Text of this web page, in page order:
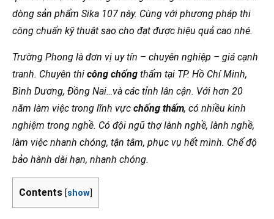
dòng sản phẩm Sika 107 này. Cùng với phương pháp thi
công chuẩn kỹ thuật sao cho đạt được hiệu quả cao nhé.
Trường Phong là đơn vị uy tín – chuyên nghiệp – giá cạnh
tranh. Chuyên thi công chống thấm tại TP. Hồ Chí Minh,
Bình Dương, Đồng Nai…và các tỉnh lân cận. Với hơn 20
năm làm việc trong lĩnh vực chống thấm, có nhiều kinh
nghiệm trong nghề. Có đội ngũ thợ lành nghề, lành nghề,
làm việc nhanh chóng, tận tâm, phục vụ hết mình. Chế độ
bảo hành dài hạn, nhanh chóng.
Contents [show]